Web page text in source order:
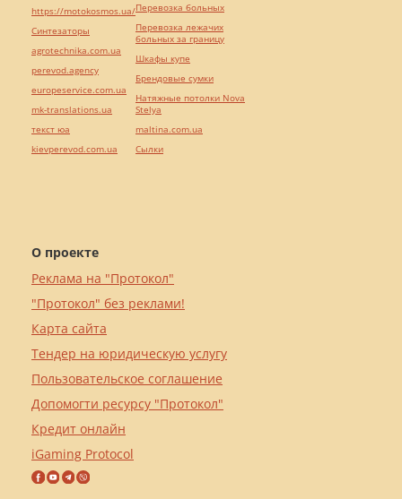
О проекте
Реклама на "Протокол"
"Протокол" без реклами!
Карта сайта
Тендер на юридическую услугу
Пользовательское соглашение
Допомогти ресурсу "Протокол"
Кредит онлайн
iGaming Protocol
https://motokosmos.ua/
Синтезаторы
agrotechnika.com.ua
perevod.agency
europeservice.com.ua
mk-translations.ua
текст юа
kievperevod.com.ua
Перевозка больных
Перевозка лежачих
больных за границу
Шкафы купе
Брендовые сумки
Натяжные потолки Nova
Stelya
maltina.com.ua
Cылки